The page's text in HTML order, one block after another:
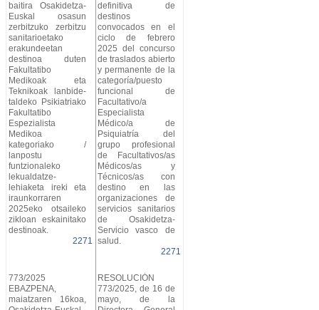
baitira Osakidetza-
Euskal osasun
zerbitzuko zerbitzu
sanitarioetako
erakundeetan
destinoa duten
Fakultatibo
Medikoak eta
Teknikoak lanbide-
taldeko Psikiatriako
Fakultatibo
Espezialista
Medikoa
kategoriako /
lanpostu
funtzionaleko
lekualdatze-
lehiaketa ireki eta
iraunkorraren
2025eko otsaileko
zikloan eskainitako
destinoak.
2271
definitiva de
destinos
convocados en el
ciclo de febrero
2025 del concurso
de traslados abierto
y permanente de la
categoría/puesto
funcional de
Facultativo/a
Especialista
Médico/a de
Psiquiatría del
grupo profesional
de Facultativos/as
Médicos/as y
Técnicos/as con
destino en las
organizaciones de
servicios sanitarios
de Osakidetza-
Servicio vasco de
salud.
2271
773/2025
EBAZPENA,
maiatzaren 16koa,
RESOLUCIÓN
773/2025, de 16 de
mayo, de la